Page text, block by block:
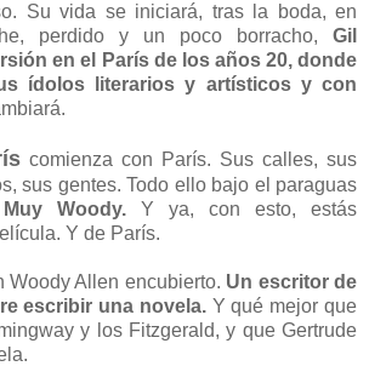
Su vida se iniciará, tras la boda, en
perdido y un poco borracho, Gil
en el París de los años 20, donde
ídolos literarios y artísticos y con
comienza con París. Sus calles, sus
sus gentes. Todo ello bajo el paraguas
Muy Woody. Y ya, con esto, estás
Y de París.
Woody Allen encubierto. Un escritor de
escribir una novela. Y qué mejor que
y los Fitzgerald, y que Gertrude